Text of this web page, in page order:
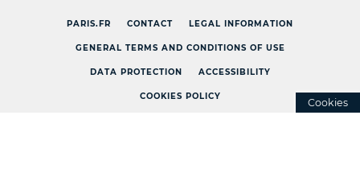
PARIS.FR CONTACT LEGAL INFORMATION
GENERAL TERMS AND CONDITIONS OF USE
DATA PROTECTION ACCESSIBILITY
COOKIES POLICY